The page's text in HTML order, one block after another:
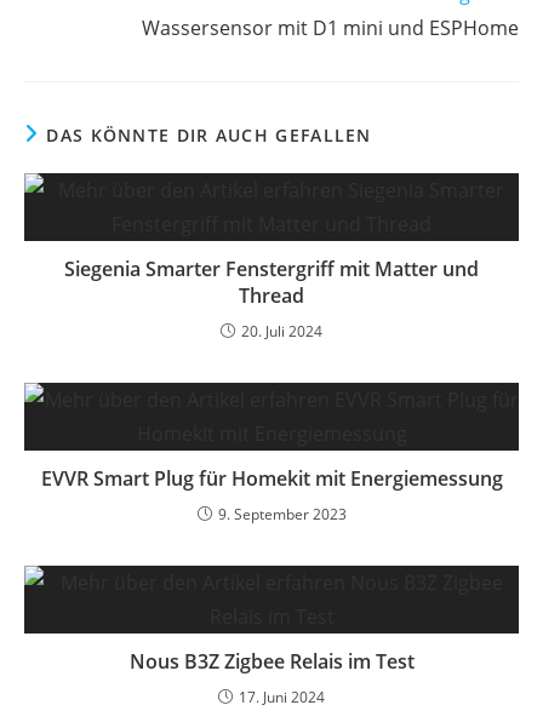
Wassersensor mit D1 mini und ESPHome
DAS KÖNNTE DIR AUCH GEFALLEN
Siegenia Smarter Fenstergriff mit Matter und
Thread
20. Juli 2024
EVVR Smart Plug für Homekit mit Energiemessung
9. September 2023
Nous B3Z Zigbee Relais im Test
17. Juni 2024